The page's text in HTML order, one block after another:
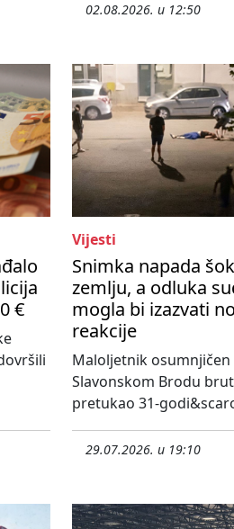
02.08.2026. u 12:50
€
Vijesti
Snimka napada
zemlju, a odluka
mogla bi izazvati
reakcije
Maloljetnik osumnjičen
Slavonskom Brodu
pretukao 31-
29.07.2026. u 19:10